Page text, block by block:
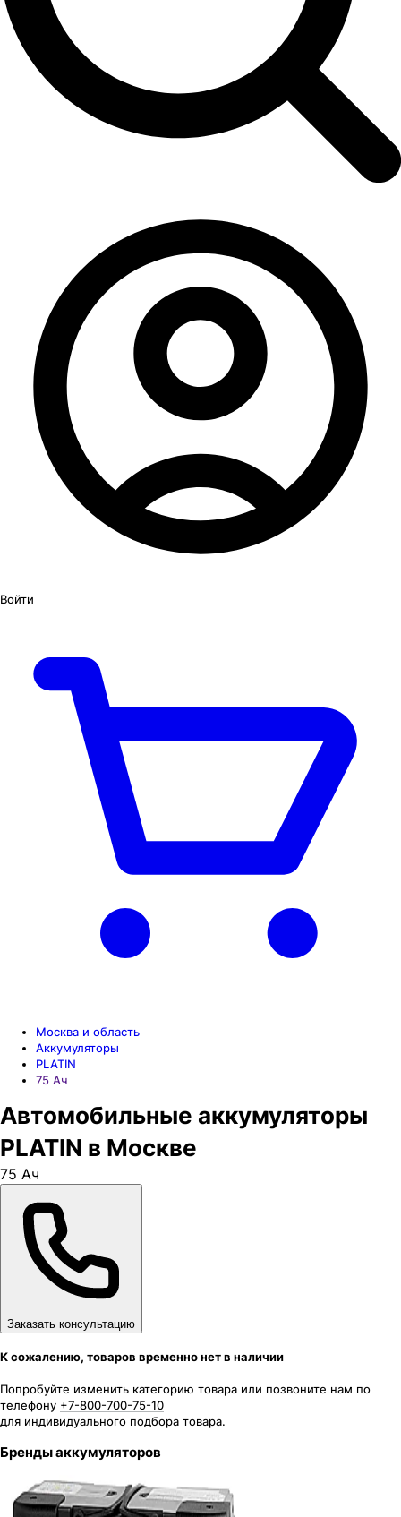
Войти
Москва и область
Аккумуляторы
PLATIN
75 Aч
Автомобильные аккумуляторы
PLATIN в Москве
75 Ач
Заказать консультацию
К сожалению, товаров временно нет в наличии
Попробуйте изменить категорию товара или позвоните нам по
телефону +7-800-700-75-10
для индивидуального подбора товара.
Бренды аккумуляторов